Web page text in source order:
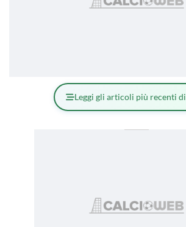
Leggi gli articoli più recenti di